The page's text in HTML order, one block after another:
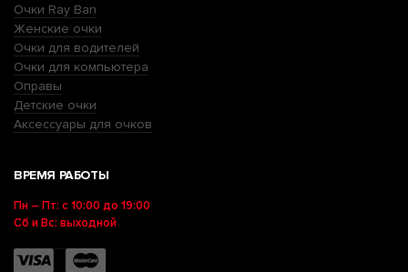
Очки Ray Ban
Женские очки
Очки для водителей
Очки для компьютера
Оправы
Детские очки
Аксессуары для очков
ВРЕМЯ РАБОТЫ
Пн – Пт: с 10:00 до 19:00
Сб и Вс: выходной